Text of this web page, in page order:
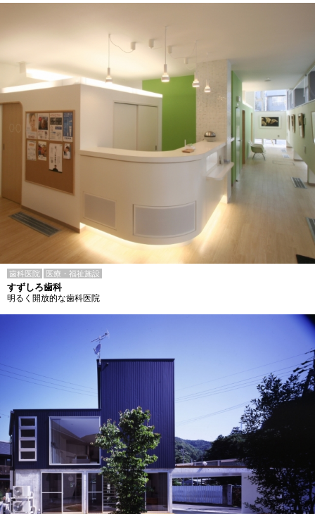
歯科医院 医療・福祉施設
すずしろ歯科
明るく開放的な歯科医院